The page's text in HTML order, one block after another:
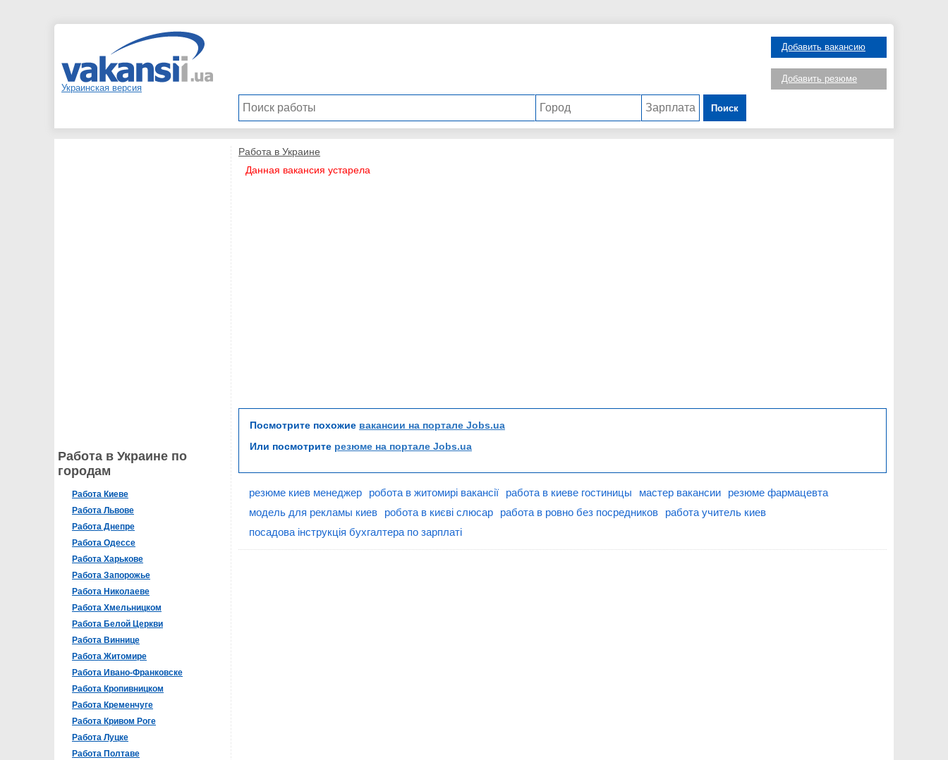
Украинская версия
Поиск
Добавить вакансию
Добавить резюме
Работа в Украине по
городам
Работа Киеве
Работа Львове
Работа Днепре
Работа Одессе
Работа Харькове
Работа Запорожье
Работа Николаеве
Работа Хмельницком
Работа Белой Церкви
Работа Виннице
Работа Житомире
Работа Ивано-Франковске
Работа Кропивницком
Работа Кременчуге
Работа Кривом Роге
Работа Луцке
Работа Полтаве
Работа в Украине
Данная вакансия устарела
Посмотрите похожие вакансии на портале Jobs.ua
Или посмотрите резюме на портале Jobs.ua
резюме киев менеджер робота в житомирі вакансії работа в киеве гостиницы мастер вакансии
резюме фармацевта
модель для рекламы киев
робота в києві слюсар работа в ровно без посредников
работа учитель киев
посадова інструкція бухгалтера по зарплаті